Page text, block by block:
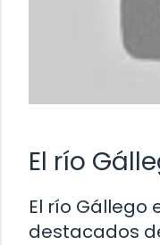
El río
El río Gállego
destacados